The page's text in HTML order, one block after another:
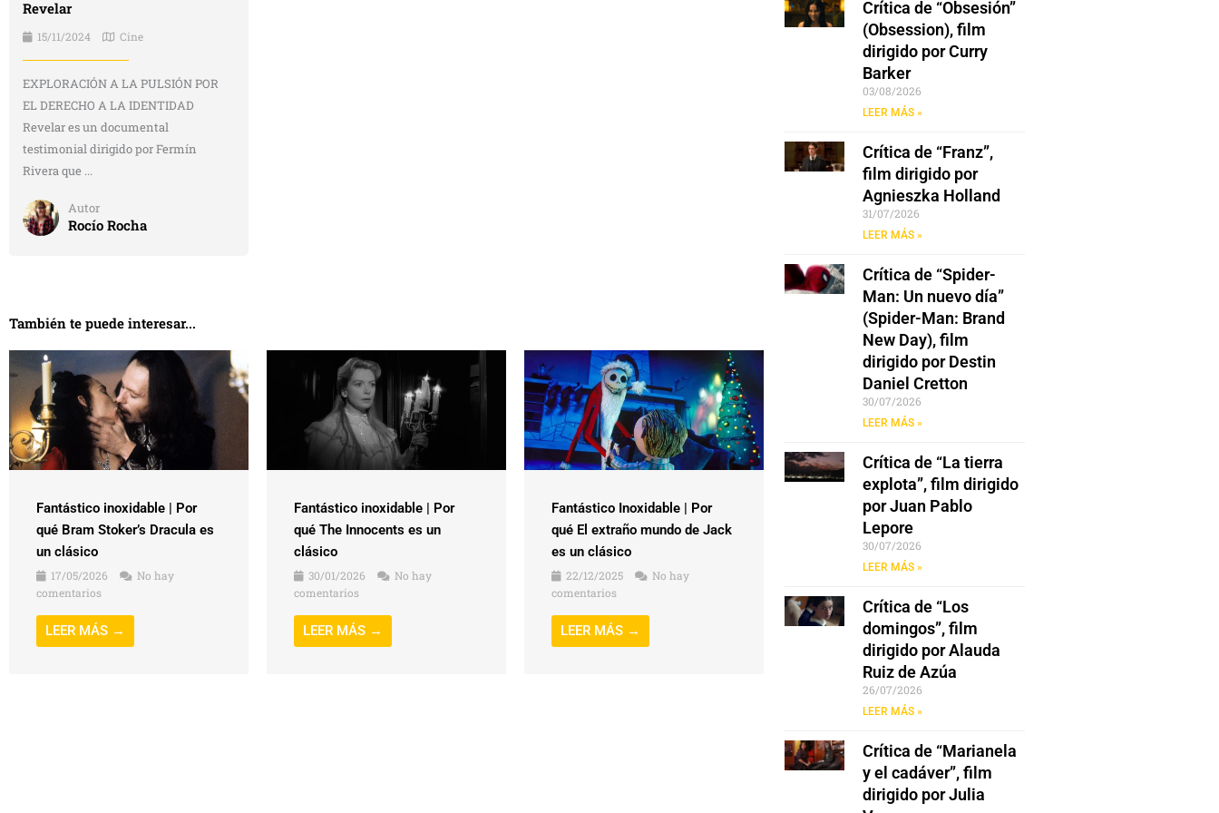
Revelar
15/11/2024 Cine
EXPLORACIÓN A LA PULSIÓN POR
EL DERECHO A LA IDENTIDAD
Revelar es un documental
testimonial dirigido por Fermín
Rivera que ...
Autor
Rocío Rocha
También te puede interesar...
Fantástico inoxidable | Por
qué Bram Stoker’s Dracula es
un clásico
17/05/2026
No hay
comentarios
LEER MÁS →
Fantástico inoxidable | Por
qué The Innocents es un
clásico
30/01/2026
No hay
comentarios
LEER MÁS →
Fantástico Inoxidable | Por
qué El extraño mundo de Jack
es un clásico
22/12/2025
No hay
comentarios
LEER MÁS →
Crítica de “Obsesión”
(Obsession), film
dirigido por Curry
Barker
03/08/2026
LEER MÁS »
Crítica de “Franz”,
film dirigido por
Agnieszka Holland
31/07/2026
LEER MÁS »
Crítica de “Spider-
Man: Un nuevo día”
(Spider-Man: Brand
New Day), film
dirigido por Destin
Daniel Cretton
30/07/2026
LEER MÁS »
Crítica de “La tierra
explota”, film dirigido
por Juan Pablo
Lepore
30/07/2026
LEER MÁS »
Crítica de “Los
domingos”, film
dirigido por Alauda
Ruiz de Azúa
26/07/2026
LEER MÁS »
Crítica de “Marianela
y el cadáver”, film
dirigido por Julia